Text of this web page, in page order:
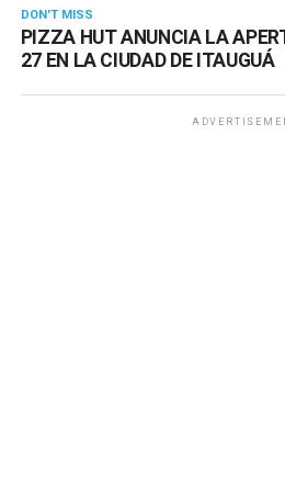
DON'T MISS
PIZZA HUT ANUNCIA LA
27 EN LA CIUDAD DE ITAUGUÁ